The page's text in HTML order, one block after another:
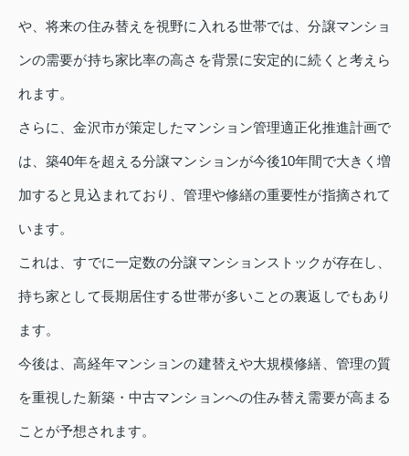
や、将来の住み替えを視野に入れる世帯では、分譲マンショ
ンの需要が持ち家比率の高さを背景に安定的に続くと考えら
れます。
さらに、金沢市が策定したマンション管理適正化推進計画で
は、築40年を超える分譲マンションが今後10年間で大きく増
加すると見込まれており、管理や修繕の重要性が指摘されて
います。
これは、すでに一定数の分譲マンションストックが存在し、
持ち家として長期居住する世帯が多いことの裏返しでもあり
ます。
今後は、高経年マンションの建替えや大規模修繕、管理の質
を重視した新築・中古マンションへの住み替え需要が高まる
ことが予想されます。